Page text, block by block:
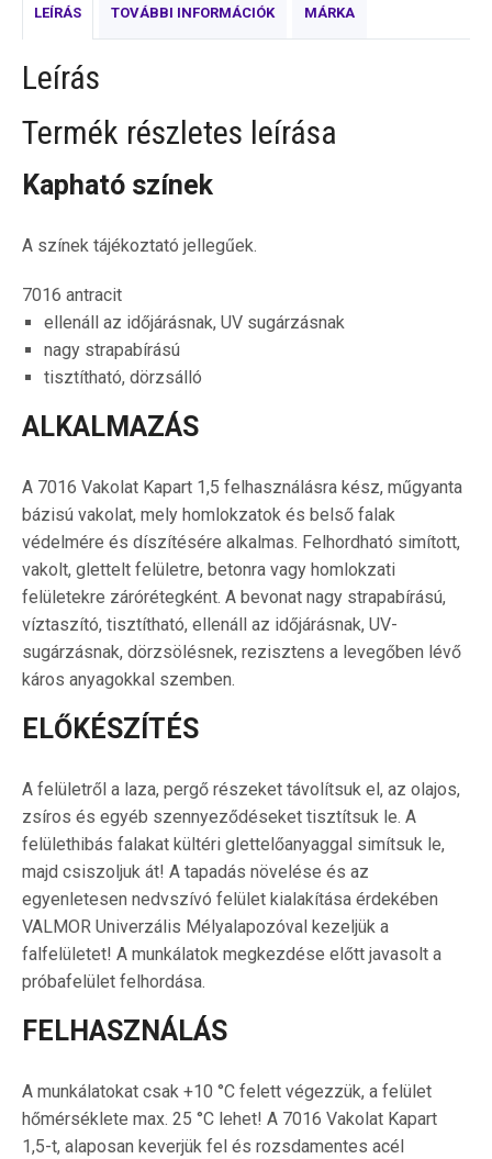
LEÍRÁS TOVÁBBI INFORMÁCIÓK MÁRKA
Leírás
Termék részletes leírása
Kapható színek
A színek tájékoztató jellegűek.
7016 antracit
ellenáll az időjárásnak, UV sugárzásnak
nagy strapabírású
tisztítható, dörzsálló
ALKALMAZÁS
A 7016 Vakolat Kapart 1,5 felhasználásra kész, műgyanta
bázisú vakolat, mely homlokzatok és belső falak
védelmére és díszítésére alkalmas. Felhordható simított,
vakolt, glettelt felületre, betonra vagy homlokzati
felületekre zárórétegként. A bevonat nagy strapabírású,
víztaszító, tisztítható, ellenáll az időjárásnak, UV-
sugárzásnak, dörzsölésnek, rezisztens a levegőben lévő
káros anyagokkal szemben.
ELŐKÉSZÍTÉS
A felületről a laza, pergő részeket távolítsuk el, az olajos,
zsíros és egyéb szennyeződéseket tisztítsuk le. A
felülethibás falakat kültéri glettelőanyaggal simítsuk le,
majd csiszoljuk át! A tapadás növelése és az
egyenletesen nedvszívó felület kialakítása érdekében
VALMOR Univerzális Mélyalapozóval kezeljük a
falfelületet! A munkálatok megkezdése előtt javasolt a
próbafelület felhordása.
FELHASZNÁLÁS
A munkálatokat csak +10 °C felett végezzük, a felület
hőmérséklete max. 25 °C lehet! A 7016 Vakolat Kapart
1,5-t, alaposan keverjük fel és rozsdamentes acél